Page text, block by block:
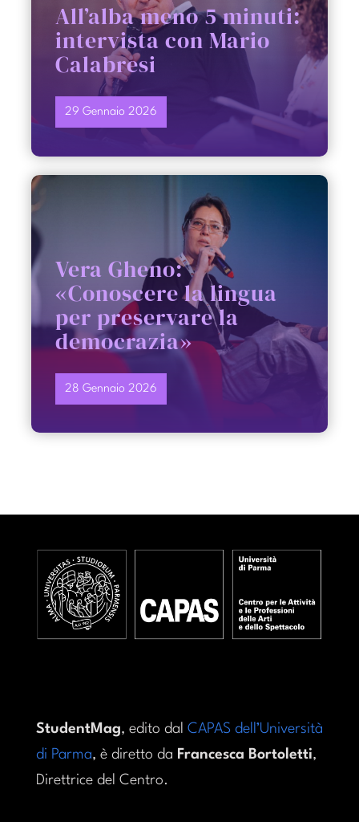
All’alba meno 5 minuti:
intervista con Mario
Calabresi
29 Gennaio 2026
Vera Gheno:
«Conoscere la lingua
per preservare la
democrazia»
28 Gennaio 2026
StudentMag, edito dal CAPAS dell’Università
di Parma, è diretto da Francesca Bortoletti,
Direttrice del Centro.